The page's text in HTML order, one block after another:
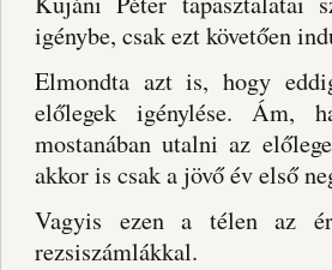
igénybe, csak ezt követően
Elmondta azt is, hogy
előlegek igénylése. Ám,
mostanában utalni az
akkor is csak a jövő év első
Vagyis ezen a télen az
rezsiszámlákkal.